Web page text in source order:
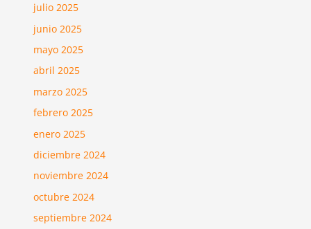
julio 2025
junio 2025
mayo 2025
abril 2025
marzo 2025
febrero 2025
enero 2025
diciembre 2024
noviembre 2024
octubre 2024
septiembre 2024